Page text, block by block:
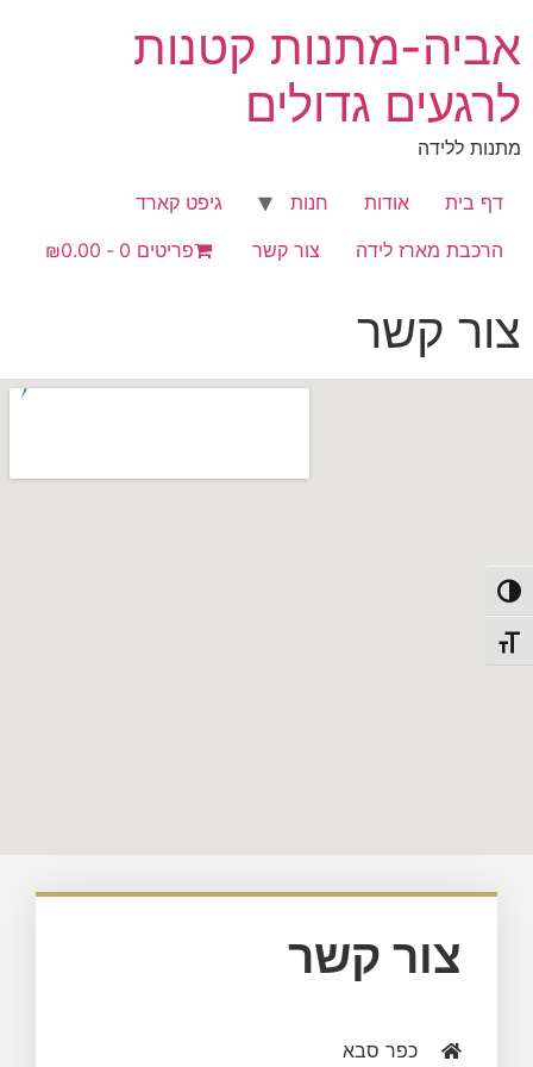
הפעל/כבה ניגודיות גבוהה
מתג גודל גופן
אביה-מתנות קטנות
לרגעים גדולים
מתנות ללידה
דף בית אודות חנות
גיפט קארד
הרכבת מארז לידה
צור קשר פריטים 0 ₪0.00
צור קשר
צור קשר
כפר סבא